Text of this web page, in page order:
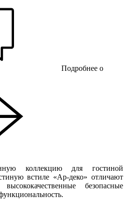
Подробнее о
коллекцию для гостиной
встиле «Ар-деко» отличают
безопасные